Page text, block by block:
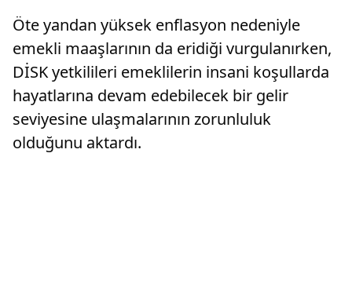
Öte yandan yüksek enflasyon nedeniyle
emekli maaşlarının da eridiği vurgulanırken,
DİSK yetkilileri emeklilerin insani koşullarda
hayatlarına devam edebilecek bir gelir
seviyesine ulaşmalarının zorunluluk
olduğunu aktardı.